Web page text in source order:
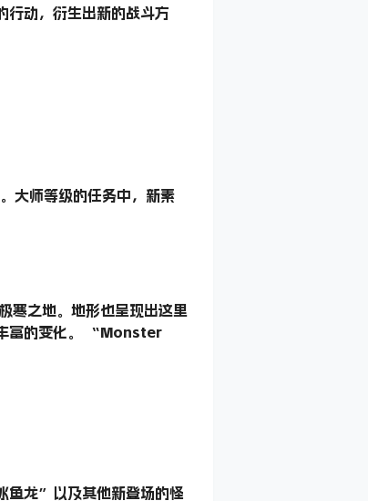
动，衍生出新的战斗方
师等级的任务中，新素
寒之地。地形也呈现出这里
丰富的变化。 “Monster
龙”以及其他新登场的怪